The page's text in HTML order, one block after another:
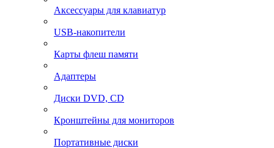
Аксессуары для клавиатур
USB-накопители
Карты флеш памяти
Адаптеры
Диски DVD, CD
Кронштейны для мониторов
Портативные диски